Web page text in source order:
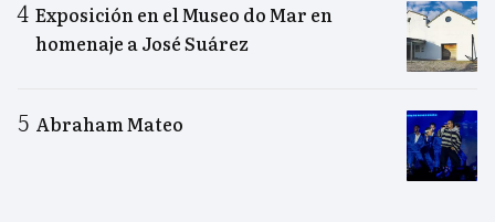
Exposición en el Museo do Mar en
homenaje a José Suárez
Abraham Mateo